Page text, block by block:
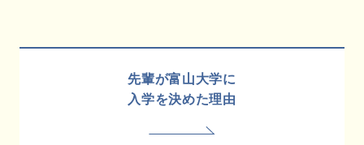
先輩が富山大学に
入学を決めた理由